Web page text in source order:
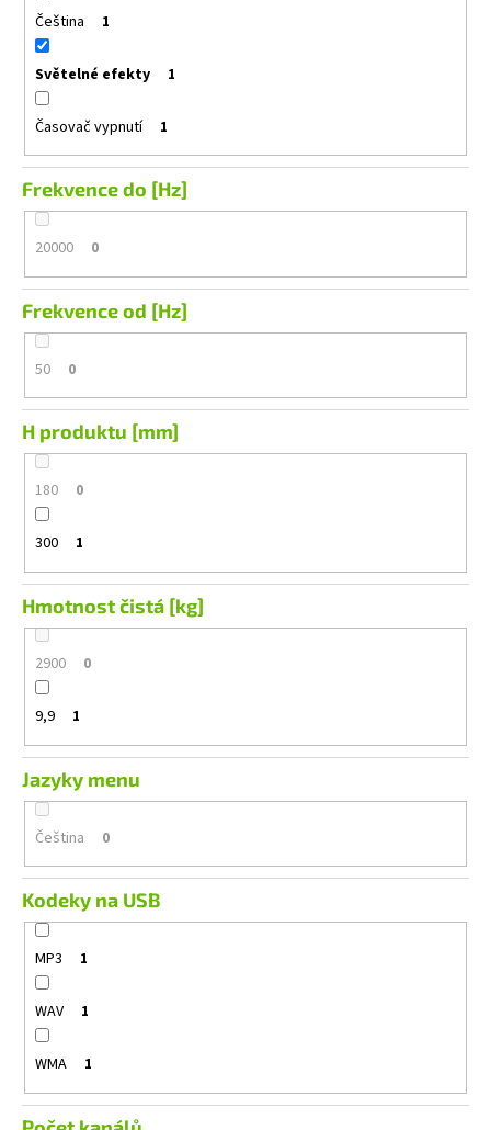
Čeština 1
Světelné efekty 1
Časovač vypnutí 1
Frekvence do [Hz]
20000 0
Frekvence od [Hz]
50 0
H produktu [mm]
180 0
300 1
Hmotnost čistá [kg]
2900 0
9,9 1
Jazyky menu
Čeština 0
Kodeky na USB
MP3 1
WAV 1
WMA 1